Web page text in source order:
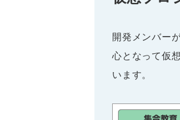
開発メンバー
心となって仮
います。